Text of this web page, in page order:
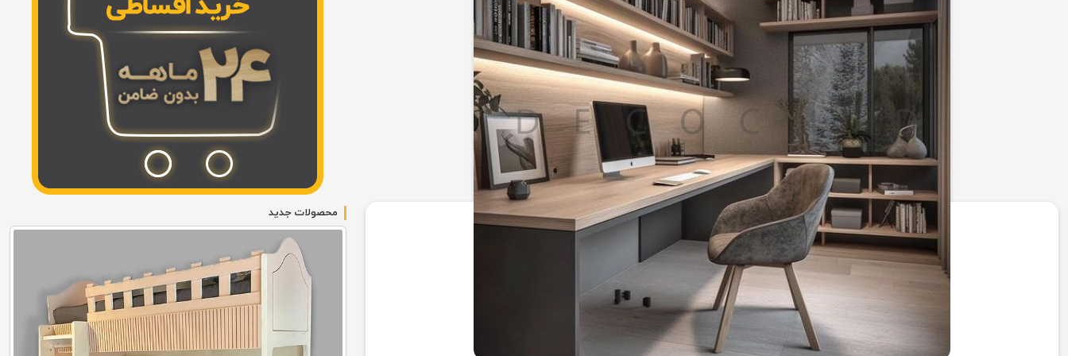
محصولات جدید